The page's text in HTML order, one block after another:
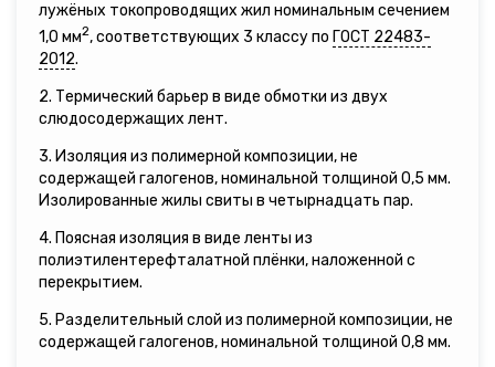
лужёных токопроводящих жил номинальным сечением
1,0 мм2, соответствующих 3 классу по ГОСТ 22483-
2012.
2. Термический барьер в виде обмотки из двух
слюдосодержащих лент.
3. Изоляция из полимерной композиции, не
содержащей галогенов, номинальной толщиной 0,5 мм.
Изолированные жилы свиты в четырнадцать пар.
4. Поясная изоляция в виде ленты из
полиэтилентерефталатной плёнки, наложенной с
перекрытием.
5. Разделительный слой из полимерной композиции, не
содержащей галогенов, номинальной толщиной 0,8 мм.